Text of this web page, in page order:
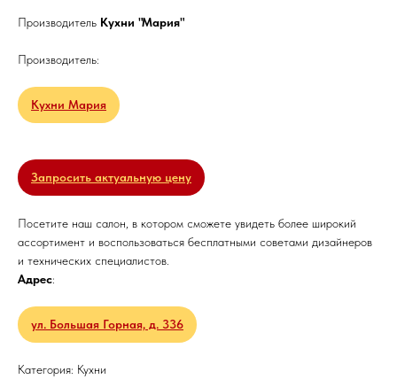
Производитель Кухни "Мария"
Производитель:
Кухни Мария
Запросить актуальную цену
Посетите наш салон, в котором сможете увидеть более широкий
ассортимент и воспользоваться бесплатными советами дизайнеров
и технических специалистов.
Адрес:
ул. Большая Горная, д. 336
Категория: Кухни